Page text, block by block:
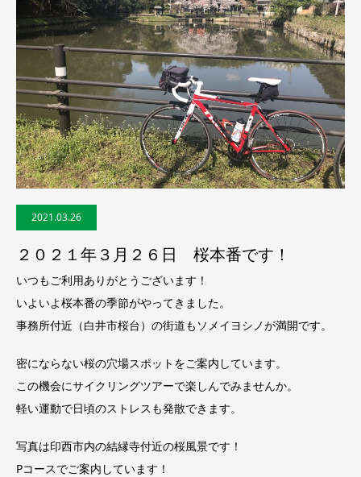
2021.03.26
２０２１年３月２６日 桜本番です！
いつもご利用ありがとうございます！
いよいよ桜本番の季節がやってきました。
事務所付近（白井市桜台）の街道もソメイヨシノが満開です。
密にならない桜の穴場スポットをご案内しています。
この機会にサイクリングツアーで楽しんでみませんか。
軽い運動で日頃のストレスも発散できます。
写真は印西市内の結縁寺付近の桜風景です！
Pコースでご案内しています！